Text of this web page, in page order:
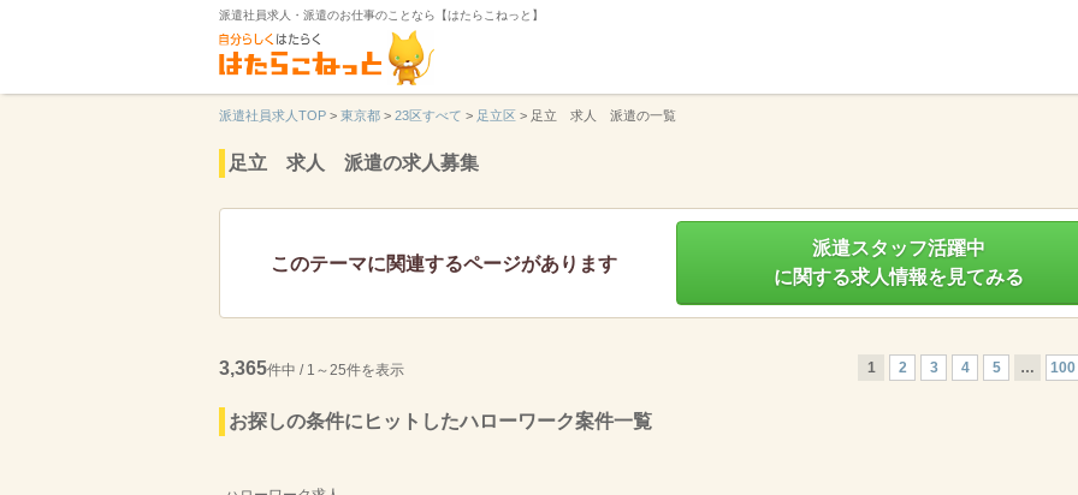
派遣社員求人・派遣のお仕事のことなら【はたらこねっと】
派遣社員求人TOP > 東京都 > 23区すべて > 足立区 > 足立 求人 派遣の一覧
足立 求人 派遣の求人募集
このテーマに関連するページがあります
派遣スタッフ活躍中
に関する求人情報を見てみる
3,365件中 / 1～25件を表示 1 2 3 4 5 … 100
お探しの条件にヒットしたハローワーク案件一覧